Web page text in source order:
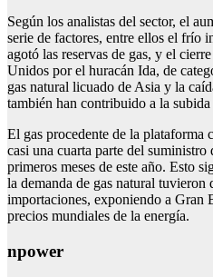
Según los analistas del sector, el
serie de factores, entre ellos el frío
agotó las reservas de gas, y el
Unidos por el huracán Ida, de
gas natural licuado de Asia y la
también han contribuido a la
El gas procedente de la plataforma
casi una cuarta parte del
primeros meses de este año. Esto
la demanda de gas natural tuvieron
importaciones, exponiendo a Gran
precios mundiales de la energía.
npower